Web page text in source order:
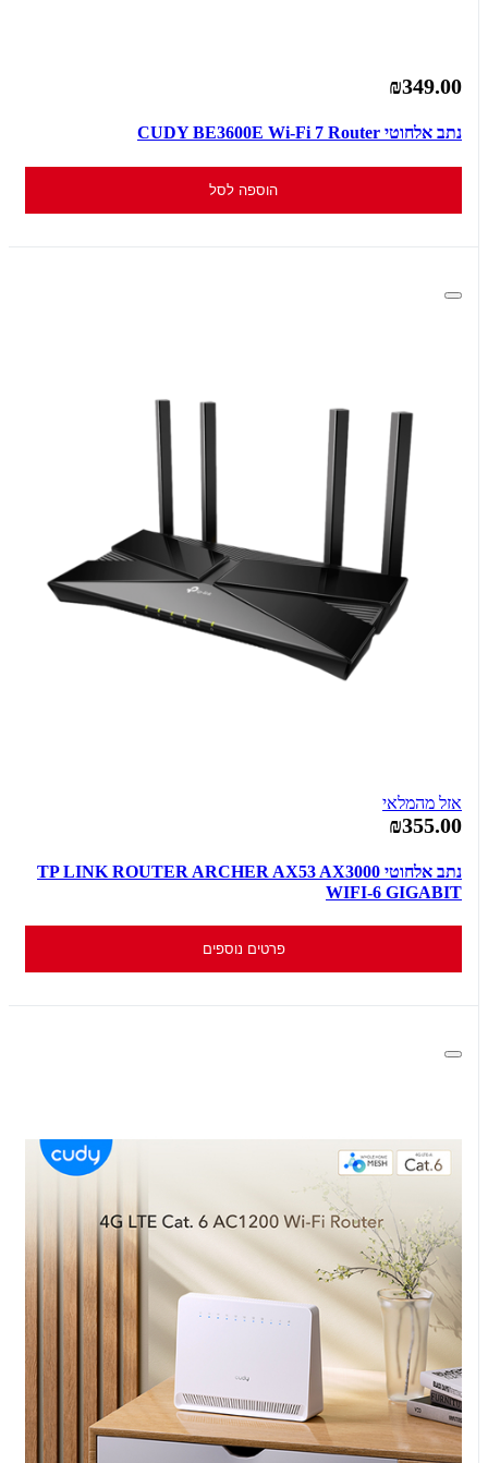
₪349.00
נתב אלחוטי CUDY BE3600E Wi-Fi 7 Router
הוספה לסל
אזל מהמלאי
₪355.00
נתב אלחוטי TP LINK ROUTER ARCHER AX53 AX3000
WIFI-6 GIGABIT
פרטים נוספים